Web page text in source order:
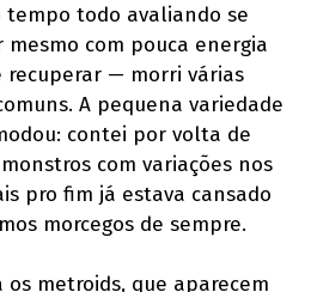
todo avaliando se
com pouca energia
recuperar — morri várias
A pequena variedade
contei por volta de
com variações nos
pro fim já estava cansado
morcegos de sempre.
metroids, que aparecem